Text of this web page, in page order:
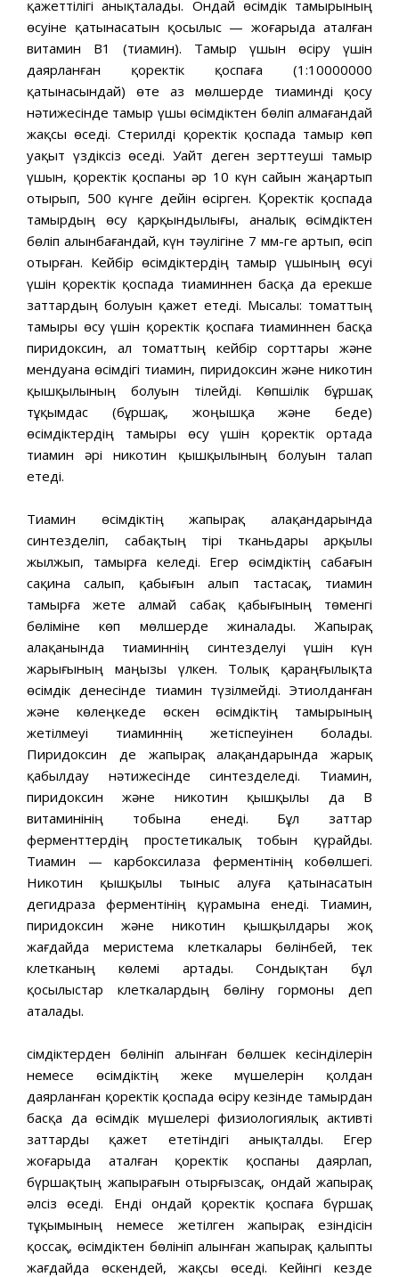
қажеттілігі анықталады. Ондай өсімдік тамырының
өсуіне қатынасатын қосылыс — жоғарыда аталған
витамин В1 (тиамин). Тамыр үшын өсіру үшін
даярланған қоректік қоспаға (1:10000000
қатынасындай) өте аз мөлшерде тиаминді қосу
нәтижесінде тамыр үшы өсімдіктен бөліп алмағандай
жақсы өседі. Стерилді қоректік қоспада тамыр көп
уақыт үздіксіз өседі. Уайт деген зерттеуші тамыр
үшын, қоректік қоспаны әр 10 күн сайын жаңартып
отырып, 500 күнге дейін өсірген. Қоректік қоспада
тамырдың өсу қарқындылығы, аналық өсімдіктен
бөліп алынбағандай, күн тәулігіне 7 мм-ге артып, өсіп
отырған. Кейбір өсімдіктердің тамыр үшының өсуі
үшін қоректік қоспада тиаминнен басқа да ерекше
заттардың болуын қажет етеді. Мысалы: томаттың
тамыры өсу үшін қоректік қоспаға тиаминнен басқа
пиридоксин, ал томаттың кейбір сорттары және
мендуана өсімдігі тиамин, пиридоксин және никотин
қышқылының болуын тілейді. Көпшілік бұршақ
тұқымдас (бұршақ, жоңышқа және беде)
өсімдіктердің тамыры өсу үшін қоректік ортада
тиамин әрі никотин қышқылының болуын талап
етеді.
Тиамин өсімдіктің жапырақ алақандарында
синтезделіп, сабақтың тірі тканьдары арқылы
жылжып, тамырға келеді. Егер өсімдіктің сабағын
сақина салып, қабығын алып тастасақ, тиамин
тамырға жете алмай сабақ қабығының төменгі
бөліміне көп мөлшерде жиналады. Жапырақ
алақанында тиаминнің синтезделуі үшін күн
жарығының маңызы үлкен. Толық қараңғылықта
өсімдік денесінде тиамин түзілмейді. Этиолданған
және көлеңкеде өскен өсімдіктің тамырының
жетілмеуі тиаминнің жетіспеуінен болады.
Пиридоксин де жапырақ алақандарында жарық
қабылдау нәтижесінде синтезделеді. Тиамин,
пиридоксин және никотин қышқылы да В
витаминінің тобына енеді. Бұл заттар
ферменттердің простетикалық тобын қүрайды.
Тиамин — карбоксилаза ферментінің кобөлшегі.
Никотин қышқылы тыныс алуға қатынасатын
дегидраза ферментінің қүрамына енеді. Тиамин,
пиридоксин және никотин қышқылдары жоқ
жағдайда меристема клеткалары бөлінбей, тек
клетканың көлемі артады. Сондықтан бұл
қосылыстар клеткалардың бөліну гормоны деп
аталады.
Өсімдіктерден бөлініп алынған бөлшек кесінділерін
немесе өсімдіктің жеке мүшелерін қолдан
даярланған қоректік қоспада өсіру кезінде тамырдан
басқа да өсімдік мүшелері физиологиялық активті
заттарды қажет ететіндігі анықталды. Егер
жоғарыда аталған қоректік қоспаны даярлап,
бүршақтың жапырағын отырғызсақ, ондай жапырақ
әлсіз өседі. Енді ондай қоректік қоспаға бүршақ
тұқымының немесе жетілген жапырақ езіндісін
қоссақ, өсімдіктен бөлініп алынған жапырақ қалыпты
жағдайда өскендей, жақсы өседі. Кейінгі кезде